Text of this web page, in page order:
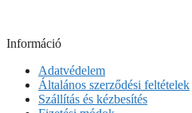
Információ
Adatvédelem
Általános szerződési feltételek
Szállítás és kézbesítés